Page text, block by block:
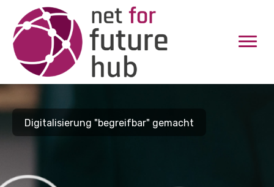
Digitalisierung "begreifbar" gemacht